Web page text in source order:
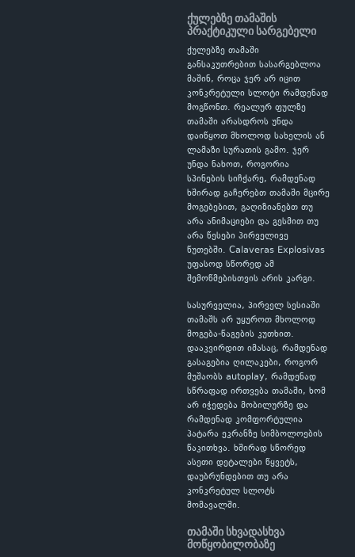
ქულებზე თამაშის
პრაქტიკული სარგებელი
ქულებზე თამაში
განსაკუთრებით სასარგებლოა
მაშინ, როცა ჯერ არ იცით
კონკრეტული სლოტი რამდენად
მოგწონთ. რეალურ ფულზე
თამაში არასდროს უნდა
დაიწყოთ მხოლოდ სახელის ან
ლამაზი სურათის გამო. ჯერ
უნდა ნახოთ, როგორია
სპინების სიჩქარე, რამდენად
ხშირად გაჩერებთ თამაში მცირე
მოგებებით, გაღიზიანებთ თუ
არა ანიმაციები და გესმით თუ
არა წესები პირველივე
წუთებში. Calaveras Explosivas
უფასოდ სწორედ ამ
შემოწმებისთვის არის კარგი.
სასურველია, პირველ სესიაში
თამაშს არ უყუროთ მხოლოდ
მოგება-წაგების კუთხით.
დააკვირდით იმასაც, რამდენად
გასაგებია ღილაკები, როგორ
მუშაობს autoplay, რამდენად
სწრაფად ირთვება თამაში, ხომ
არ იჭედება მობილურზე და
რამდენად კომფორტულია
პატარა ეკრანზე სიმბოლოების
წაკითხვა. ხშირად სწორედ
ასეთი დეტალები წყვეტს,
დაუბრუნდებით თუ არა
კონკრეტულ სლოტს
მომავალში.
თამაში სხვადასხვა
მოწყობილობაზე